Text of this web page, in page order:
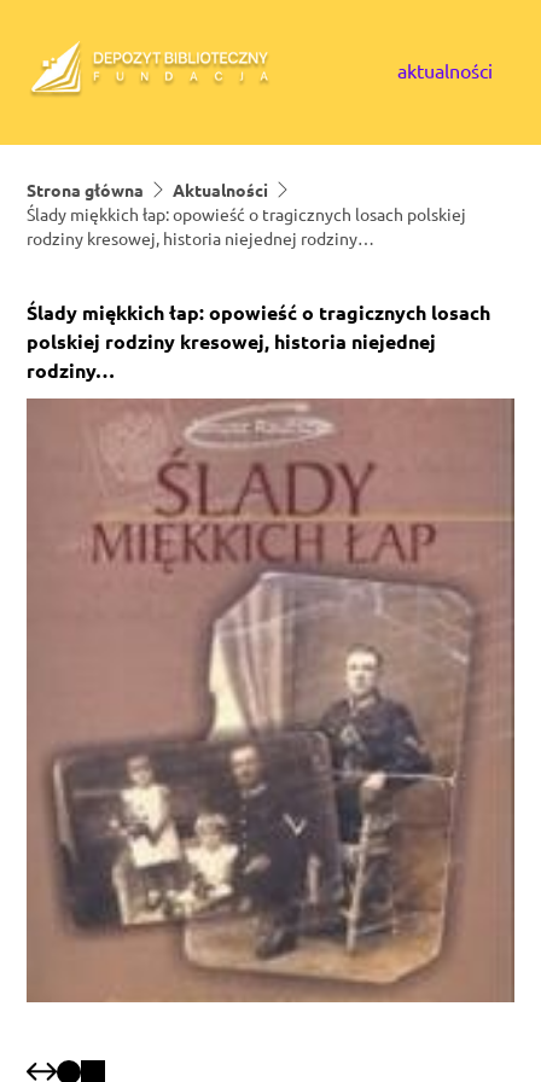
aktualności
Strona główna
Aktualności
Ślady miękkich łap: opowieść o tragicznych losach polskiej
rodziny kresowej, historia niejednej rodziny…
Ślady miękkich łap: opowieść o tragicznych losach
polskiej rodziny kresowej, historia niejednej
rodziny…